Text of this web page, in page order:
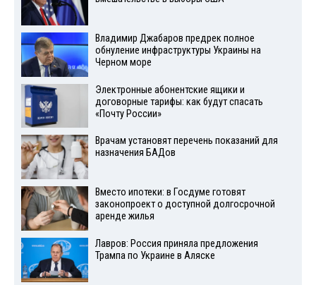
Владимир Джабаров предрек полное
обнуление инфраструктуры Украины на
Черном море
Электронные абонентские ящики и
договорные тарифы: как будут спасать
«Почту России»
Врачам установят перечень показаний для
назначения БАДов
Вместо ипотеки: в Госдуме готовят
законопроект о доступной долгосрочной
аренде жилья
Лавров: Россия приняла предложения
Трампа по Украине в Аляске